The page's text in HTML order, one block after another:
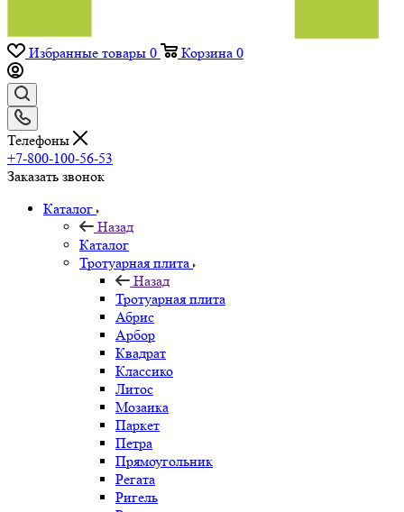
Избранные товары 0 Корзина 0
Телефоны
+7-800-100-56-53
Заказать звонок
Каталог
Назад
Каталог
Тротуарная плита
Назад
Тротуарная плита
Абрис
Арбор
Квадрат
Классико
Литос
Мозаика
Паркет
Петра
Прямоугольник
Регата
Ригель